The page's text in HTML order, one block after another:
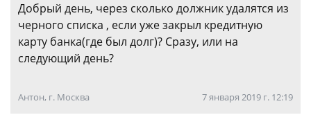
Добрый день, через сколько должник удалятся из
черного списка , если уже закрыл кредитную
карту банка(где был долг)? Сразу, или на
следующий день?
Антон, г. Москва 7 января 2019 г. 12:19